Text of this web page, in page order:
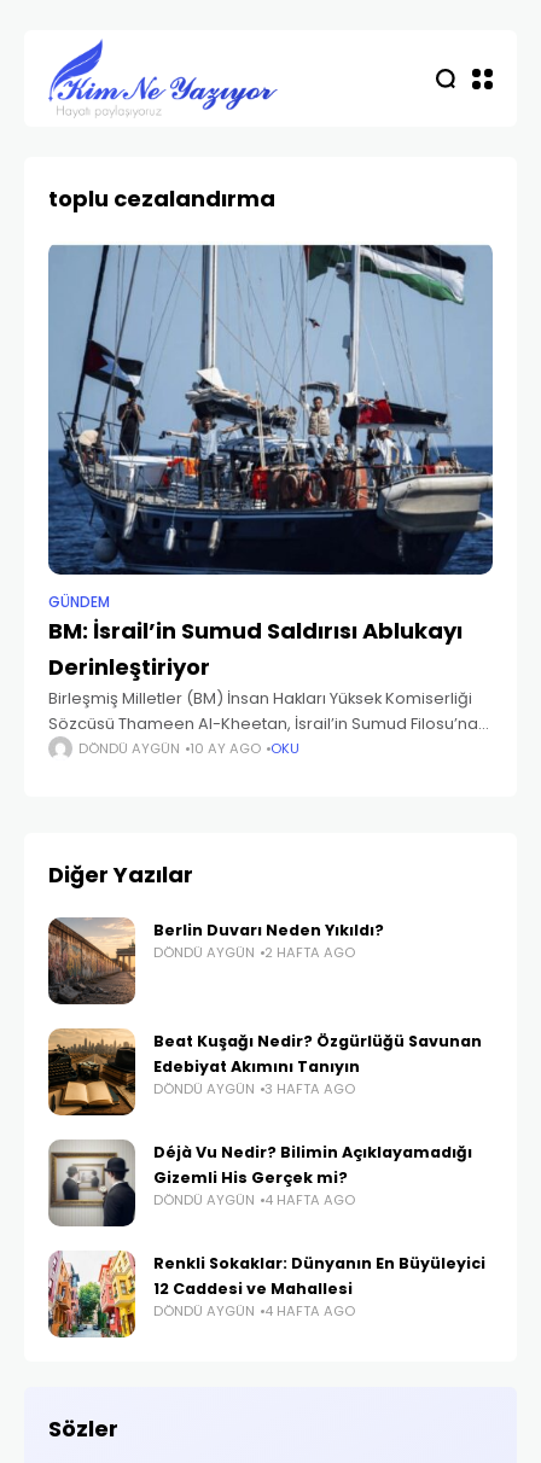
toplu cezalandırma
GÜNDEM
BM: İsrail’in Sumud Saldırısı Ablukayı
Derinleştiriyor
Birleşmiş Milletler (BM) İnsan Hakları Yüksek Komiserliği
Sözcüsü Thameen Al-Kheetan, İsrail’in Sumud Filosu’na
saldırısının, Gazze’de yıllardır süren hukuka aykırı ablukayı
DÖNDÜ AYGÜN 10 AY AGO OKU
Diğer Yazılar
Berlin Duvarı Neden Yıkıldı?
DÖNDÜ AYGÜN 2 HAFTA AGO
Beat Kuşağı Nedir? Özgürlüğü Savunan
Edebiyat Akımını Tanıyın
DÖNDÜ AYGÜN 3 HAFTA AGO
Déjà Vu Nedir? Bilimin Açıklayamadığı
Gizemli His Gerçek mi?
DÖNDÜ AYGÜN 4 HAFTA AGO
Renkli Sokaklar: Dünyanın En Büyüleyici
12 Caddesi ve Mahallesi
DÖNDÜ AYGÜN 4 HAFTA AGO
Sözler